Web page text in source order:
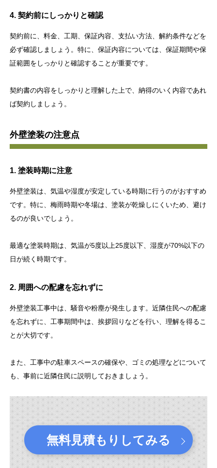
4. 契約前にしっかりと確認
契約前に、料金、工期、保証内容、支払い方法、解約条件などを
必ず確認しましょう。特に、保証内容については、保証期間や保
証範囲をしっかりと確認することが重要です。
契約書の内容をしっかりと理解した上で、納得のいく内容であれ
ば契約しましょう。
外壁塗装の注意点
1. 塗装時期に注意
外壁塗装は、気温や湿度が安定している時期に行うのがおすすめ
です。特に、梅雨時期や冬場は、塗装が乾燥しにくいため、避け
るのが良いでしょう。
最適な塗装時期は、気温が5度以上25度以下、湿度が70%以下の
日が続く時期です。
2. 周囲への配慮を忘れずに
外壁塗装工事中は、騒音や粉塵が発生します。近隣住民への配慮
を忘れずに、工事期間中は、挨拶回りなどを行い、理解を得るこ
とが大切です。
また、工事中の駐車スペースの確保や、ゴミの処理などについて
も、事前に近隣住民に説明しておきましょう。
無料見積もりしてみる